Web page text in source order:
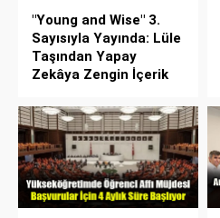
"Young and Wise" 3.
Sayısıyla Yayında: Lüle
Taşından Yapay
Zekâya Zengin İçerik